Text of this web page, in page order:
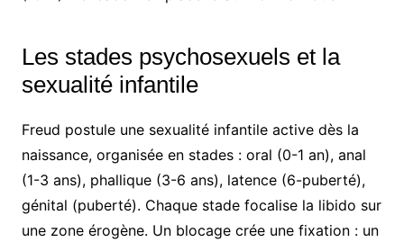
Les stades psychosexuels et la
sexualité infantile
Freud postule une sexualité infantile active dès la
naissance, organisée en stades : oral (0-1 an), anal
(1-3 ans), phallique (3-6 ans), latence (6-puberté),
génital (puberté). Chaque stade focalise la libido sur
une zone érogène. Un blocage crée une fixation : un